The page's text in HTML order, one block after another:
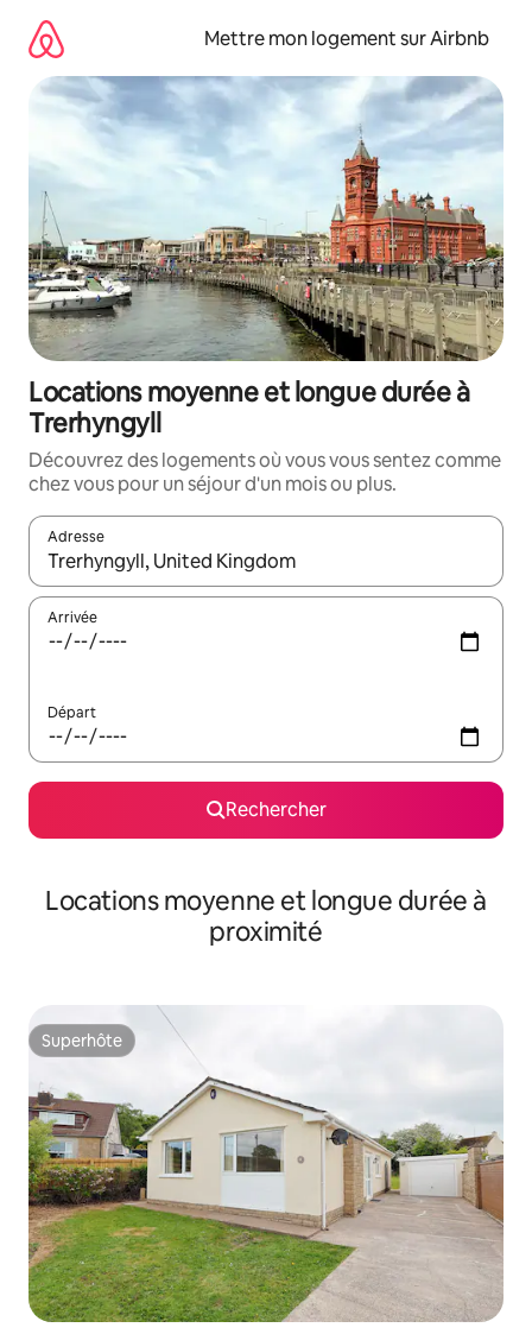
directement
contenu
Mettre mon logement sur Airbnb
Locations moyenne et longue durée à
Trerhyngyll
Découvrez des logements où vous vous sentez comme
chez vous pour un séjour d'un mois ou plus.
Adresse
Lorsque les résultats s'affichent, utilisez les flèches vers le
Arrivée
Départ
Rechercher
Locations moyenne et longue durée à
proximité
Superhôte
Superhôte